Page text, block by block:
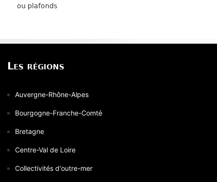
ou plafonds
Les régions
Auvergne-Rhône-Alpes
Bourgogne-Franche-Comté
Bretagne
Centre-Val de Loire
Collectivités d'outre-mer